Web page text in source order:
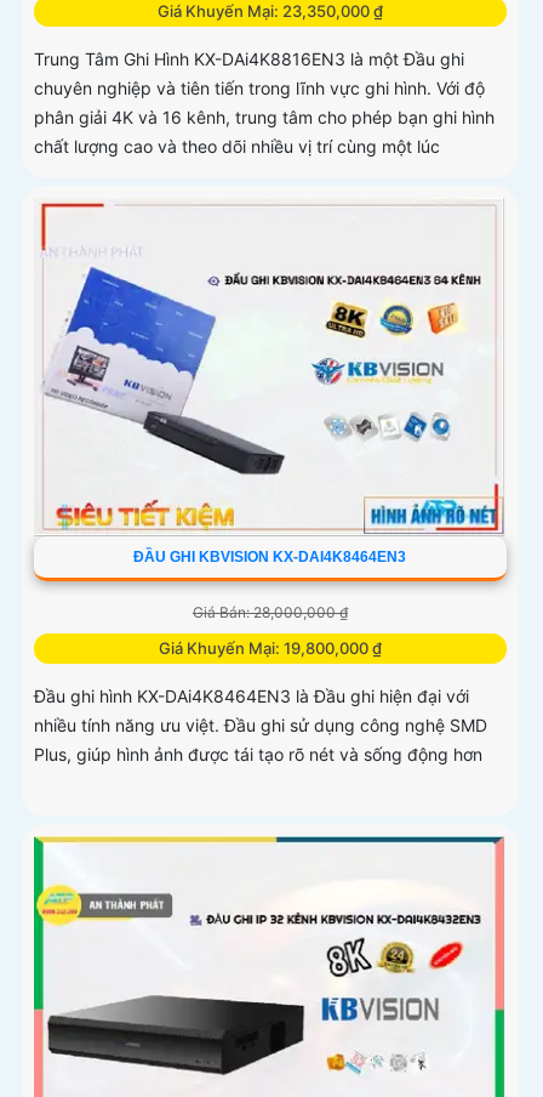
Giá Khuyến Mại: 23,350,000 ₫
Trung Tâm Ghi Hình KX-DAi4K8816EN3 là một Đầu ghi
chuyên nghiệp và tiên tiến trong lĩnh vực ghi hình. Với độ
phân giải 4K và 16 kênh, trung tâm cho phép bạn ghi hình
chất lượng cao và theo dõi nhiều vị trí cùng một lúc
ĐẦU GHI KBVISION KX-DAI4K8464EN3
Giá Bán: 28,000,000 ₫
Giá Khuyến Mại: 19,800,000 ₫
Đầu ghi hình KX-DAi4K8464EN3 là Đầu ghi hiện đại với
nhiều tính năng ưu việt. Đầu ghi sử dụng công nghệ SMD
Plus, giúp hình ảnh được tái tạo rõ nét và sống động hơn